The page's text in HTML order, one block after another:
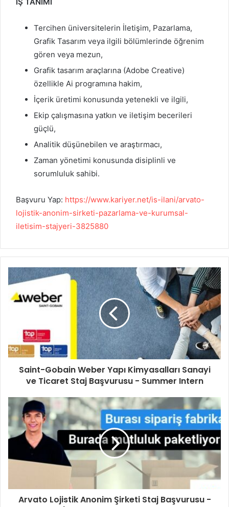
Tercihen üniversitelerin İletişim, Pazarlama,
Grafik Tasarım veya ilgili bölümlerinde öğrenim
gören veya mezun,
Grafik tasarım araçlarına (Adobe Creative)
özellikle Ai programına hakim,
İçerik üretimi konusunda yetenekli ve ilgili,
Ekip çalışmasına yatkın ve iletişim becerileri
güçlü,
Analitik düşünebilen ve araştırmacı,
Zaman yönetimi konusunda disiplinli ve
sorumluluk sahibi.
Başvuru Yap: https://www.kariyer.net/is-ilani/arvato-
lojistik-anonim-sirketi-pazarlama-ve-kurumsal-
iletisim-stajyeri-3825880
Saint-Gobain Weber Yapı Kimyasalları Sanayi
ve Ticaret Staj Başvurusu - Summer Intern
Arvato Lojistik Anonim Şirketi Staj Başvurusu -